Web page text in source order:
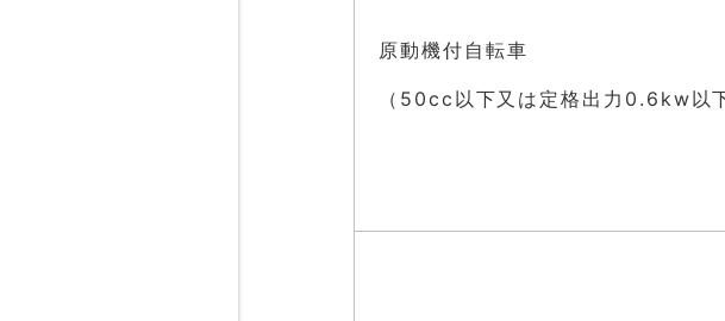
原動機付自転車
（50cc以下又は定格出力0.6kw以